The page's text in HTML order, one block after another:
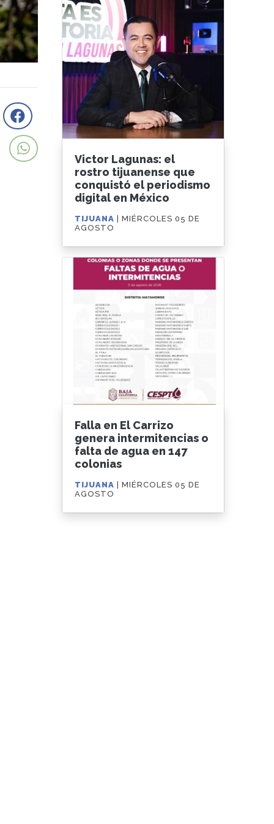
Victor Lagunas: el
rostro tijuanense que
conquistó el periodismo
digital en México
TIJUANA
| MIÉRCOLES 05 DE
AGOSTO
Falla en El Carrizo
genera intermitencias o
falta de agua en 147
colonias
TIJUANA
| MIÉRCOLES 05 DE
AGOSTO